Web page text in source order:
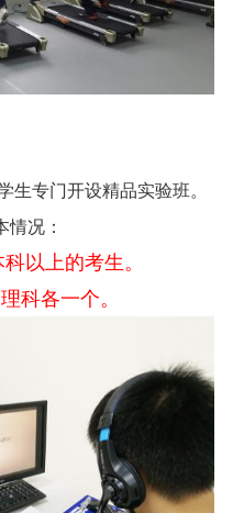
生专门开设精品实验班。
况：
以上的考生。
科各一个。